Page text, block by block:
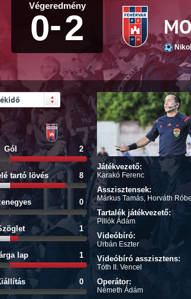
Végeredmény
0-2
Gól 2
tartó lövés 8
0
1
lap 1
0
Játékvezető:
Karakó Ferenc
Asszisztensek:
Márkus Tamás, Horváth
Tartalék játékvezető:
Pillók Ádám
Videóbíró:
Urbán Eszter
Videóbíró asszisztens:
Tóth II. Vencel
Operátor:
Németh Ádám